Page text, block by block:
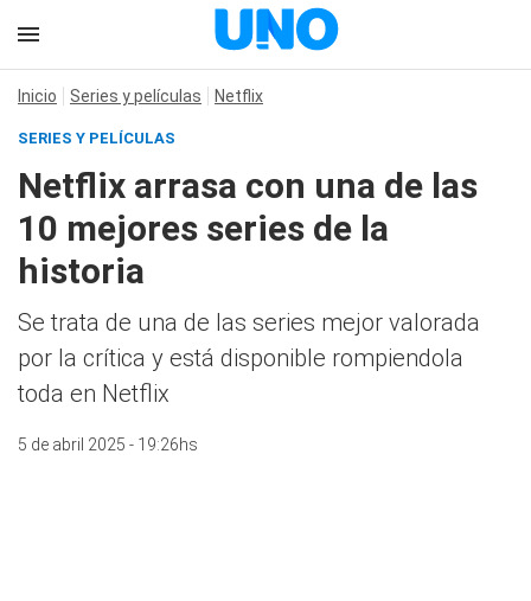
Inicio Series y películas Netflix
SERIES Y PELÍCULAS
Netflix arrasa con una de las
10 mejores series de la
historia
Se trata de una de las series mejor valorada
por la crítica y está disponible rompiendola
toda en Netflix
5 de abril 2025 - 19:26hs